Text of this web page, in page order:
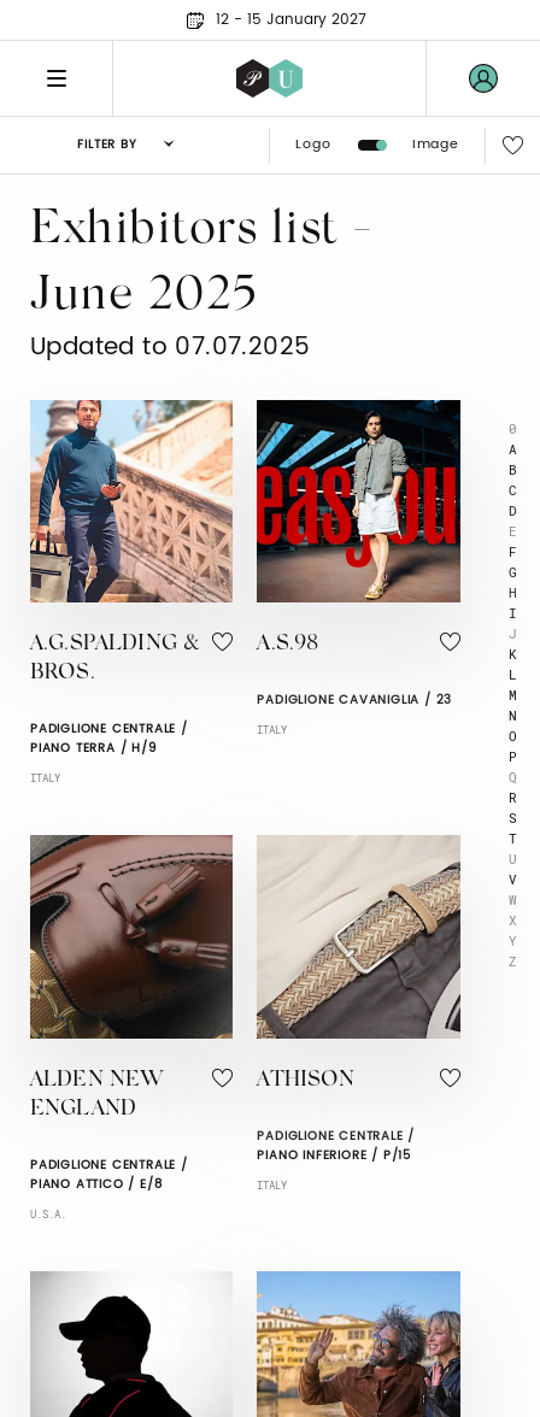
12 - 15 January 2027
FILTER BY Logo Image
0
A
B
C
D
E
F
G
H
I
J
K
L
M
N
O
P
Q
R
S
T
U
V
W
X
Y
Z
Exhibitors list -
June 2025
Updated to 07.07.2025
A.G.SPALDING &
BROS.
PADIGLIONE CENTRALE /
PIANO TERRA / H/9
ITALY
A.S.98
PADIGLIONE CAVANIGLIA / 23
ITALY
ALDEN NEW
ENGLAND
PADIGLIONE CENTRALE /
PIANO ATTICO / E/8
U.S.A.
ATHISON
PADIGLIONE CENTRALE /
PIANO INFERIORE / P/15
ITALY